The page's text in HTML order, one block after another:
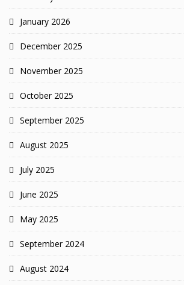
January 2026
December 2025
November 2025
October 2025
September 2025
August 2025
July 2025
June 2025
May 2025
September 2024
August 2024